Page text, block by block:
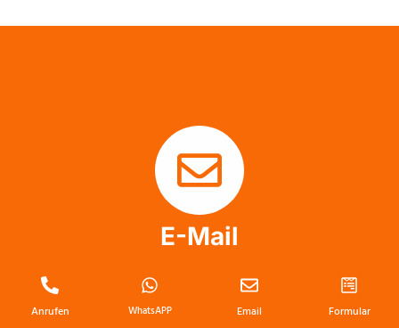
E-Mail
info@messie-wohnung-profis.de
Anrufen WhatsAPP Email Formular